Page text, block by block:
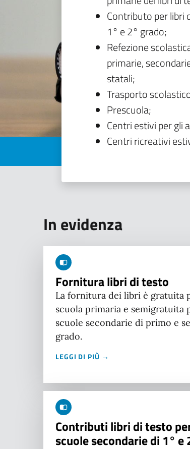
Contributo per libri
1° e 2° grado;
Refezione
primarie,
statali;
Trasporto
Prescuola;
Centri estivi per gli
Centri ricreativi
In evidenza
Fornitura libri di testo
La fornitura dei libri è gratuita
scuola primaria e semigratuita
scuole secondarie di primo e
grado.
LEGGI DI PIÙ →
Contributi libri di testo
scuole secondarie di 1° e